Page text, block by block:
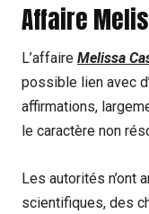
Affaire
L’affaire Melissa
possible lien avec
affirmations,
le caractère non
Les autorités n’ont
scientifiques, des